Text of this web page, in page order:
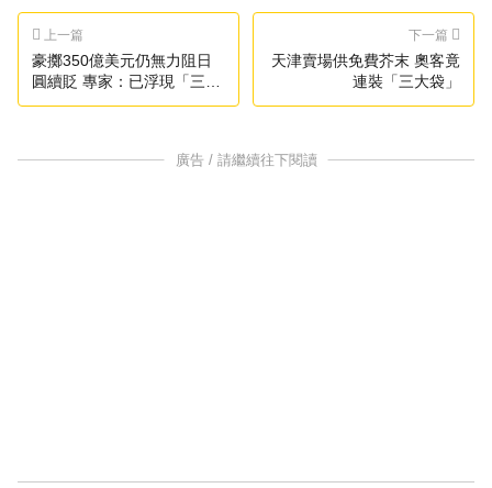
上一篇
豪擲350億美元仍無力阻日
圓續貶 專家：已浮現「三重
底」警訊
下一篇
天津賣場供免費芥末 奧客竟
連裝「三大袋」
廣告 / 請繼續往下閱讀